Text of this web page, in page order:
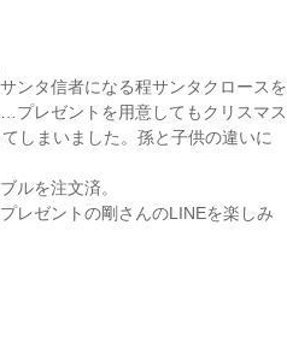
ンタ信者になる程サンタクロースを
プレゼントを用意してもクリスマス
しまいました。孫と子供の違いに
ルを注文済。
レゼントの剛さんのLINEを楽しみ